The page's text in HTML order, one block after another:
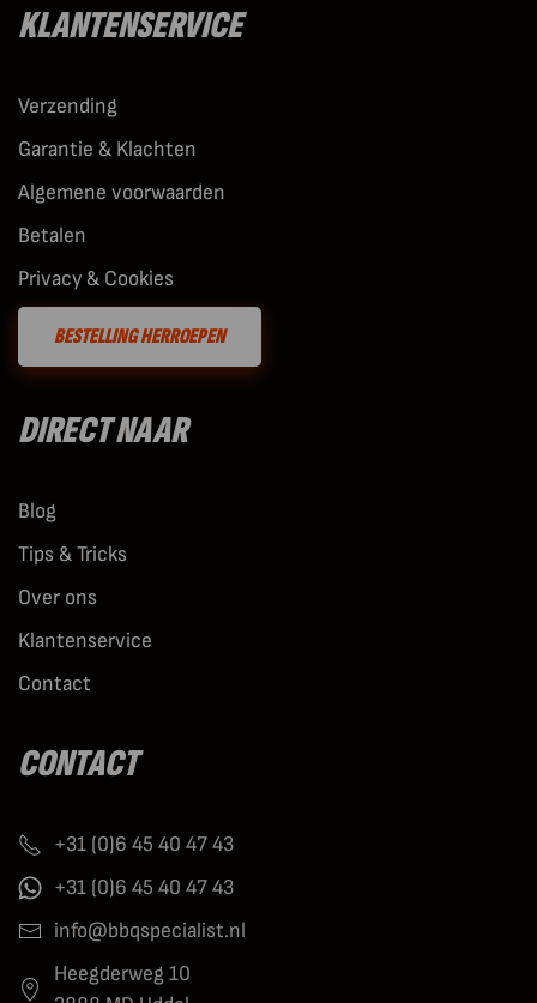
KLANTENSERVICE
Verzending
Garantie & Klachten
Algemene voorwaarden
Betalen
Privacy & Cookies
BESTELLING HERROEPEN
DIRECT NAAR
Blog
Tips & Tricks
Over ons
Klantenservice
Contact
CONTACT
+31 (0)6 45 40 47 43
+31 (0)6 45 40 47 43
info@bbqspecialist.nl
Heegderweg 10